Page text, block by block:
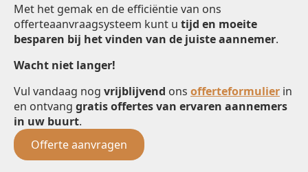
Met het gemak en de efficiëntie van ons
offerteaanvraagsysteem kunt u tijd en moeite
besparen bij het vinden van de juiste aannemer.
Wacht niet langer!
Vul vandaag nog vrijblijvend ons offerteformulier in
en ontvang gratis offertes van ervaren aannemers
in uw buurt.
Offerte aanvragen